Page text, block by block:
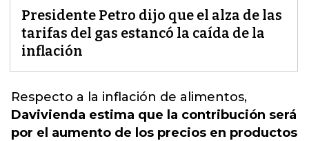
Presidente Petro dijo que el alza de las
tarifas del gas estancó la caída de la
inflación
Respecto a la inflación de alimentos,
Davivienda estima que la contribución será
por el aumento de los precios en productos